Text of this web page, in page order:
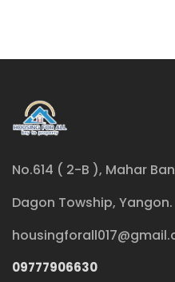
No.614 ( 2-B ), Mahar
Dagon Towship, Yangon.
09777906630